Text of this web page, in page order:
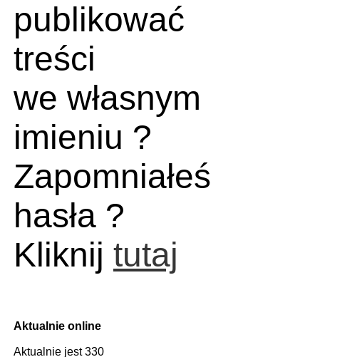
publikować
treści
we własnym
imieniu ?
Zapomniałeś
hasła ?
Kliknij tutaj
Aktualnie online
Aktualnie jest 330